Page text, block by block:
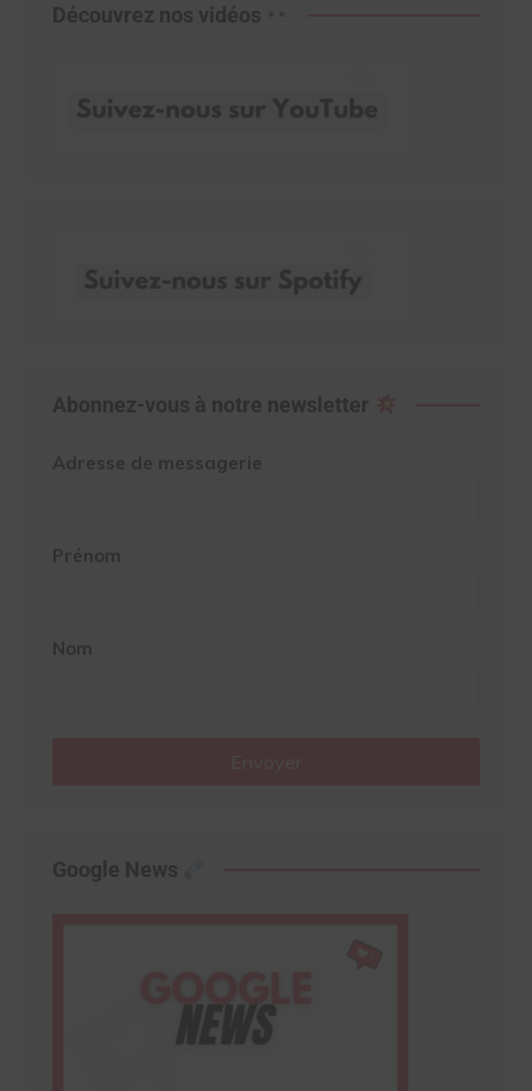
Découvrez nos vidéos
Abonnez-vous à notre newsletter
Adresse de messagerie
Prénom
Nom
Google News